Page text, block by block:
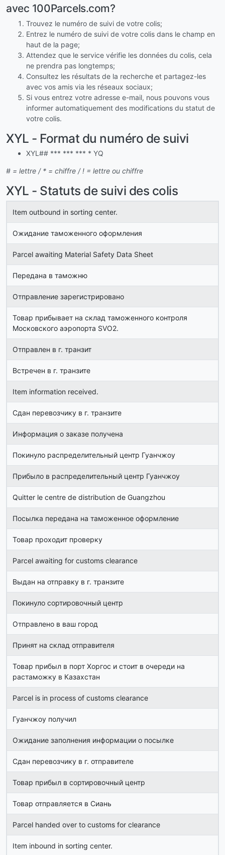
avec 100Parcels.com?
Trouvez le numéro de suivi de votre colis;
Entrez le numéro de suivi de votre colis dans le champ en
haut de la page;
Attendez que le service vérifie les données du colis, cela
ne prendra pas longtemps;
Consultez les résultats de la recherche et partagez-les
avec vos amis via les réseaux sociaux;
Si vous entrez votre adresse e-mail, nous pouvons vous
informer automatiquement des modifications du statut de
votre colis.
XYL - Format du numéro de suivi
XYL## *** *** *** * YQ
# = lettre / * = chiffre / ! = lettre ou chiffre
XYL - Statuts de suivi des colis
Item outbound in sorting center.
Ожидание таможенного оформления
Parcel awaiting Material Safety Data Sheet
Передана в таможню
Отправление зарегистрировано
Товар прибывает на склад таможенного контроля
Московского аэропорта SVO2.
Отправлен в г. транзит
Встречен в г. транзите
Item information received.
Сдан перевозчику в г. транзите
Информация о заказе получена
Покинуло распределительный центр Гуанчжоу
Прибыло в распределительный центр Гуанчжоу
Quitter le centre de distribution de Guangzhou
Посылка передана на таможенное оформление
Товар проходит проверку
Parcel awaiting for customs clearance
Выдан на отправку в г. транзите
Покинуло сортировочный центр
Отправлено в ваш город
Принят на склад отправителя
Товар прибыл в порт Хоргос и стоит в очереди на
растаможку в Казахстан
Parcel is in process of customs clearance
Гуанчжоу получил
Ожидание заполнения информации о посылке
Сдан перевозчику в г. отправителе
Товар прибыл в сортировочный центр
Товар отправляется в Сиань
Parcel handed over to customs for clearance
Item inbound in sorting center.